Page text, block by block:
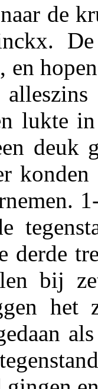
de
en
lukte
deuk
derde
bij